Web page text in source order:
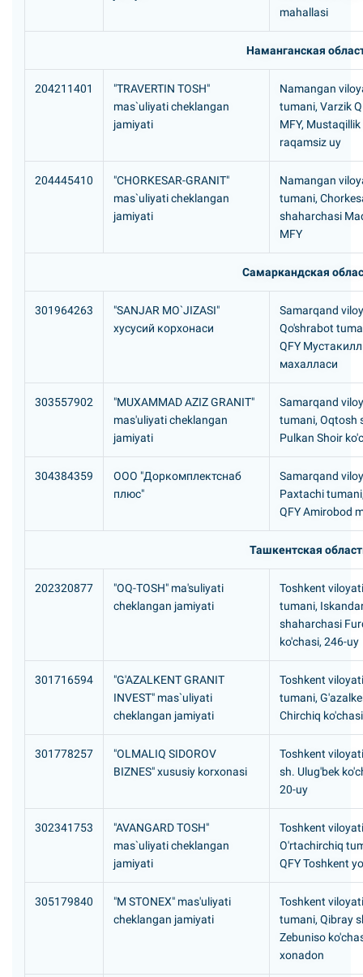
mahallasi
Наманганская
204211401
"TRAVERTIN TOSH"
mas`uliyati cheklangan
jamiyati
Namangan
tumani, Varzik
MFY,
raqamsiz uy
204445410
"CHORKESAR-GRANIT"
mas`uliyati cheklangan
jamiyati
Namangan
tumani,
shaharchasi
MFY
Самаркандская
301964263
"SANJAR MO`JIZASI"
хусусий корхонаси
Samarqand
Qo'shrabot
QFY
махалласи
303557902
"MUXAMMAD AZIZ GRANIT"
mas'uliyati cheklangan
jamiyati
Samarqand
tumani, Oqtosh
Pulkan Shoir
304384359
ООО "Доркомплектснаб
плюс"
Samarqand
Paxtachi
QFY Amirobod
Ташкентская
202320877
"OQ-TOSH" ma'suliyati
cheklangan jamiyati
Toshkent
tumani,
shaharchasi
ko'chasi, 246-uy
301716594
"G'AZALKENT GRANIT
INVEST" mas`uliyati
cheklangan jamiyati
Toshkent
tumani,
Chirchiq
301778257
"OLMALIQ SIDOROV
BIZNES" xususiy korxonasi
Toshkent
sh. Ulug'bek
20-uy
302341753
"AVANGARD TOSH"
mas`uliyati cheklangan
jamiyati
Toshkent
O'rtachirchiq
QFY Toshkent
305179840
"M STONEX" mas'uliyati
cheklangan jamiyati
Toshkent
tumani, Qibray
Zebuniso
xonadon